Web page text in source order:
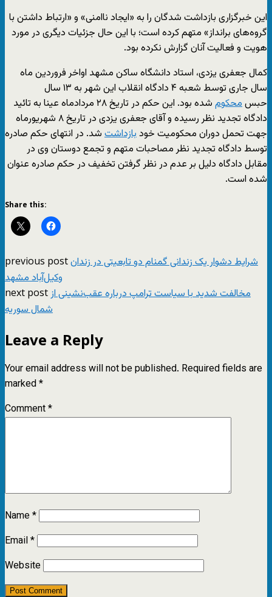
این خبرگزاری بازداشت شدگان را به «ایجاد ناامنی» و «ارتباط داشتن با
گروه‌های برانداز» متهم کرده است؛ با این حال جزئیات دیگری در مورد
هویت و فعالیت آنان گزارش نکرده بود.
کمال جعفری یزدی، استاد دانشگاه ساکن مشهد اواخر فروردین ماه
سال جاری توسط شعبه ۴ دادگاه انقلاب این شهر به ۱۳ سال
حبسمحکوم
شده بود. این حکم در تاریخ ۲۸ مردادماه عینا به تائید
دادگاه تجدید نظر رسیده و آقای جعفری یزدی در تاریخ ۸ شهریورماه
جهت تحمل دوران محکومیت خودبازداشت شد. در انتهای حکم صادره
توسط دادگاه تجدید نظر مصاحبات متهم و تجمع دوستان وی در
مقابل دادگاه دلیل بر عدم در نظر گرفتن تخفیف در حکم صادره عنوان
شده است.
Share this:
previous postشرایط دشوار یک زندانی گمنام دو تابعیتی در زندان
وکیل‌آباد مشهد
next postمخالفت شدید با سیاست ترامپ درباره عقب‌نشینی از
شمال سوریه
Leave a Reply
Your email address will not be published. Required fields are
marked*
Comment*
Name*
Email*
Website